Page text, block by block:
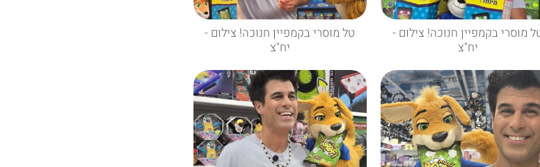
מוסרי בקמפיין חנוכה! צילום -
יח"צ
טל מוסרי בקמפיין חנוכה! צילום -
יח"צ